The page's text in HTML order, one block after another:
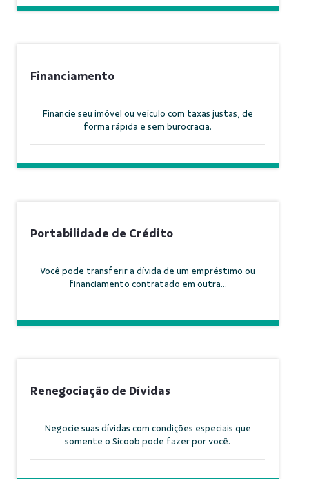
Financiamento
Financie seu imóvel ou veículo com taxas justas, de
forma rápida e sem burocracia.
Portabilidade de Crédito
Você pode transferir a dívida de um empréstimo ou
financiamento contratado em outra...
Renegociação de Dívidas
Negocie suas dívidas com condições especiais que
somente o Sicoob pode fazer por você.